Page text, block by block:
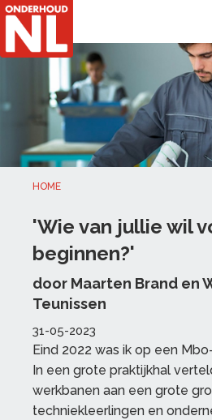
HOME
'Wie van jullie wil
beginnen?'
door Maarten Brand en
Teunissen
31-05-2023
Eind 2022 was ik op een
In een grote praktijkhal
werkbanen aan een grote
techniekleerlingen en